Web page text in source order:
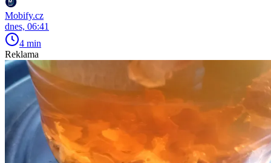
Mobify.cz
dnes, 06:41
4 min
Reklama